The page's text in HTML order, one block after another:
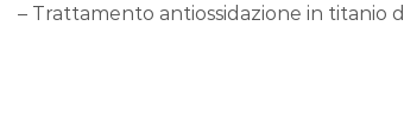
– Trattamento antiossidazione in titanio